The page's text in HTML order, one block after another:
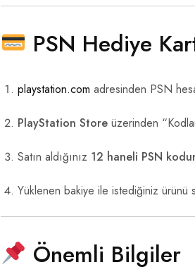
PSN Hediye
playstation.com adresinden PSN
PlayStation Store üzerinden
Satın aldığınız 12 haneli PSN
Yüklenen bakiye ile istediğiniz ürünü
Önemli Bilgiler